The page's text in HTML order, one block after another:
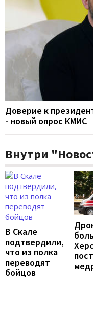
Доверие к
- новый опрос КМИС
Внутри
В Скале
подтвердили,
что из полка
переводят
бойцов